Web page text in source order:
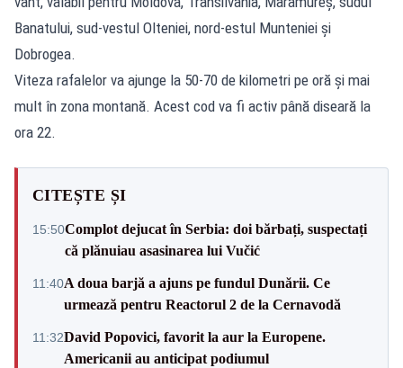
Banatului, sud-vestul Olteniei, nord-estul Munteniei şi
Dobrogea.
Viteza rafalelor va ajunge la 50-70 de kilometri pe oră şi mai
mult în zona montană. Acest cod va fi activ până diseară la
ora 22.
CITEȘTE ȘI
15:50Complot dejucat în Serbia: doi bărbați, suspectați
că plănuiau asasinarea lui Vučić
11:40A doua barjă a ajuns pe fundul Dunării. Ce
urmează pentru Reactorul 2 de la Cernavodă
11:32David Popovici, favorit la aur la Europene.
Americanii au anticipat podiumul